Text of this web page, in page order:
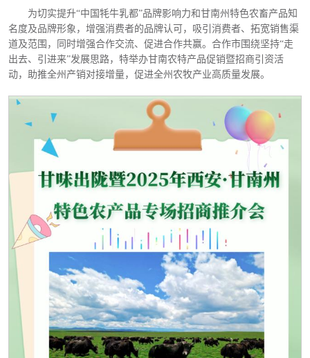
为切实提升“中国牦牛乳都”品牌影响力和甘南州特色农畜产品知
名度及品牌形象，增强消费者的品牌认可，吸引消费者、拓宽销售渠
道及范围，同时增强合作交流、促进合作共赢。合作市围绕坚持“走
出去、引进来”发展思路，特举办甘南农特产品促销暨招商引资活
动，助推全州产销对接增量，促进全州农牧产业高质量发展。